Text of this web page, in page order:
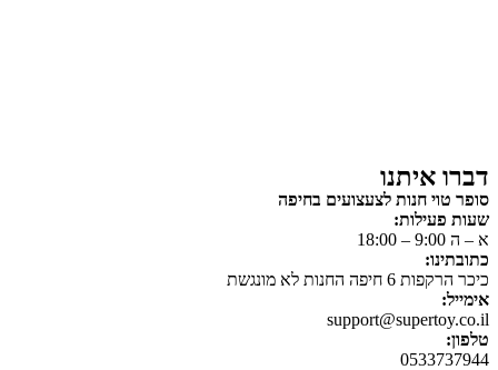
דברו איתנו
סופר טוי חנות לצעצועים בחיפה
שעות פעילות:
א – ה 9:00 – 18:00
כתובתינו:
כיכר הרקפות 6 חיפה החנות לא מונגשת
אימייל:
support@supertoy.co.il
טלפון:
0533737944